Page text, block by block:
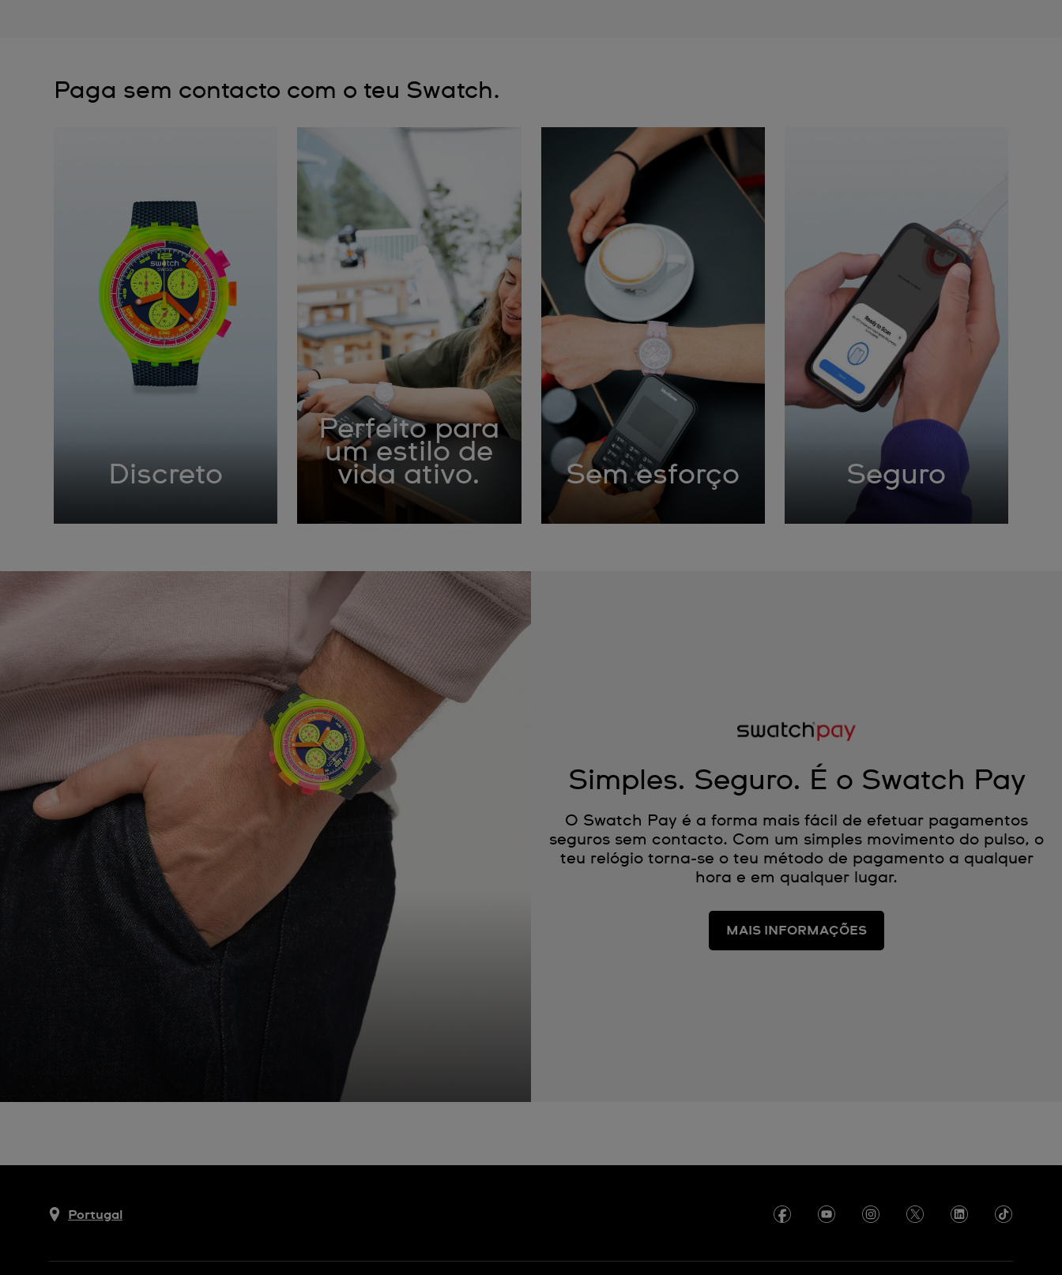
Paga sem contacto com o teu Swatch.
Discreto
Perfeito para
um estilo de
vida ativo.
Sem esforço Seguro
Simples. Seguro. É o Swatch Pay
O Swatch Pay é a forma mais fácil de efetuar pagamentos
seguros sem contacto. Com um simples movimento do pulso, o
teu relógio torna-se o teu método de pagamento a qualquer
hora e em qualquer lugar.
MAIS INFORMAÇÕES
Portugal